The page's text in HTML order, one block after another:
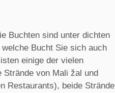
Buchten sind unter dichten
Bucht Sie sich auch
einige der vielen
von Mali žal und
Restaurants), beide Strände